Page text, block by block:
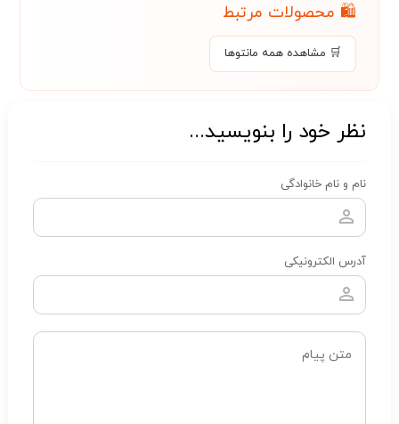
🛍️ محصولات مرتبط
🛒 مشاهده همه مانتو‌ها
نظر خود را بنویسید...
نام و نام خانوادگی
آدرس الکترونیکی